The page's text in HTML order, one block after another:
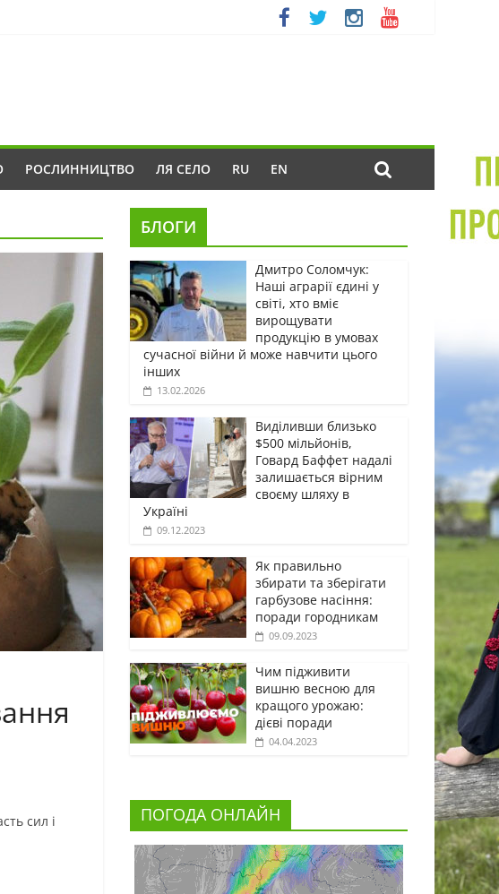
РОСЛИННИЦТВО ЛЯ СЕЛО RU EN
сил і
БЛОГИ
Дмитро Соломчук:
Наші аграрії єдині у
світі, хто вміє
вирощувати
продукцію в умовах
сучасної війни й може навчити цього
інших
13.02.2026
Виділивши близько
$500 мільйонів,
Говард Баффет надалі
залишається вірним
своєму шляху в
Україні
09.12.2023
Як правильно
збирати та зберігати
гарбузове насіння:
поради городникам
09.09.2023
Чим підживити
вишню весною для
кращого урожаю:
дієві поради
04.04.2023
ПОГОДА ОНЛАЙН